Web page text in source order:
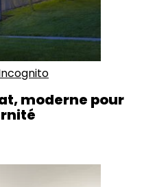
moderne pour